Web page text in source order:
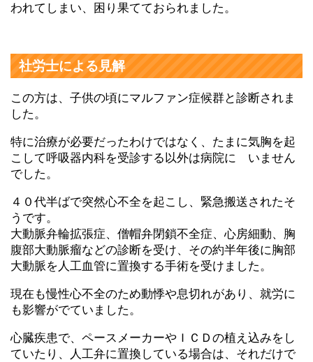
われてしまい、困り果てておられました。
社労士による見解
この方は、子供の頃にマルファン症候群と診断されま
した。
特に治療が必要だったわけではなく、たまに気胸を起
こして呼吸器内科を受診する以外は病院に いません
でした。
４０代半ばで突然心不全を起こし、緊急搬送されたそ
うです。
大動脈弁輪拡張症、僧帽弁閉鎖不全症、心房細動、胸
腹部大動脈瘤などの診断を受け、その約半年後に胸部
大動脈を人工血管に置換する手術を受けました。
現在も慢性心不全のため動悸や息切れがあり、就労に
も影響がでていました。
心臓疾患で、ペースメーカーやＩＣＤの植え込みをし
ていたり、人工弁に置換している場合は、それだけで